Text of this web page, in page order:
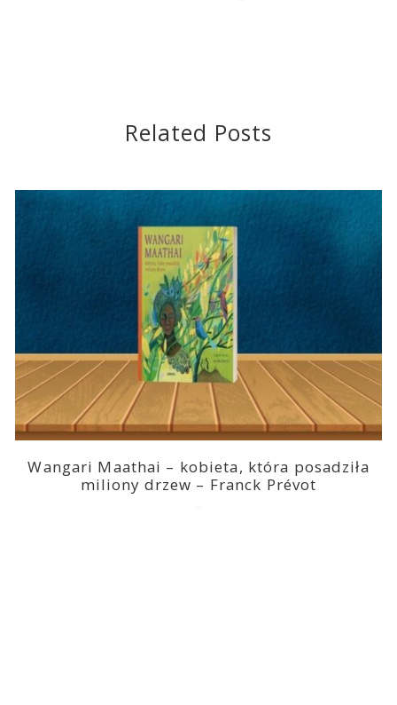
Related Posts
Wangari Maathai – kobieta, która posadziła
miliony drzew – Franck Prévot